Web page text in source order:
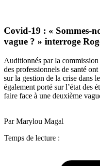
Covid-19 : « Sommes-
vague ? » interroge
Auditionnés par la
des professionnels de santé
sur la gestion de la crise dans
également porté sur l’état des
faire face à une deuxième
Par Marylou Magal
Temps de lecture :